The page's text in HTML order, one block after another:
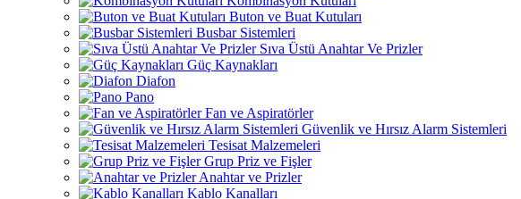
Buton ve Buat Kutuları
Busbar Sistemleri
Sıva Üstü Anahtar Ve Prizler
Güç Kaynakları
Diafon
Pano
Fan ve Aspiratörler
Güvenlik ve Hırsız Alarm Sistemleri
Tesisat Malzemeleri
Grup Priz ve Fişler
Anahtar ve Prizler
Kablo Kanalları